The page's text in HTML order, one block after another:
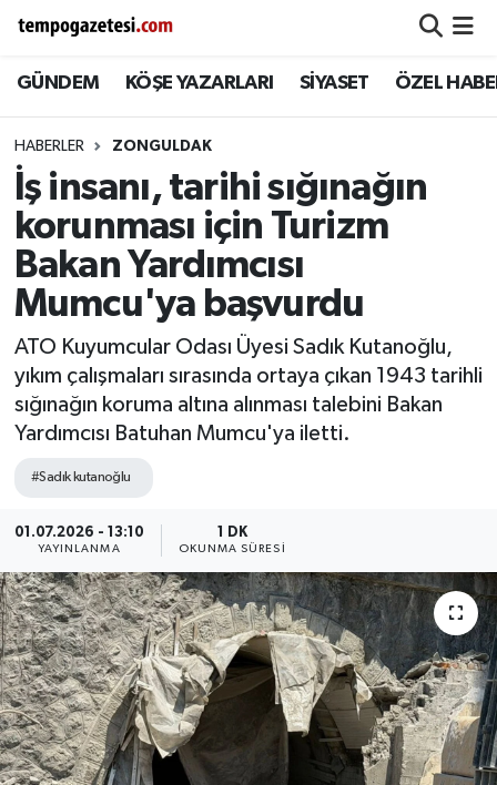
GÜNDEM KÖŞE YAZARLARI SİYASET ÖZEL
HABERLER ZONGULDAK
İş insanı, tarihi sığınağın
korunması için Turizm
Bakan Yardımcısı
Mumcu'ya başvurdu
ATO Kuyumcular Odası Üyesi Sadık Kutanoğlu,
yıkım çalışmaları sırasında ortaya çıkan 1943 tarihli
sığınağın koruma altına alınması talebini Bakan
Yardımcısı Batuhan Mumcu'ya iletti.
#Sadık kutanoğlu
01.07.2026 - 13:10
YAYINLANMA
1 DK
OKUNMA SÜRESI
Alaplı
Çaycuma
Devrek
Ereğli
Gökçebey
GÜNDEM
Kozlu
Siyaset
SPOR
YAŞAM
Zonguldak
Zonguldak Nöbetçi Eczaneler
Zonguldak Hava Durumu
Zonguldak Namaz Vakitleri
Zonguldak Trafik Yoğunluk Haritası
Süper Lig Puan Durumu ve Fikstür
Tüm Manşetler
Son Dakika Haberleri
Haber Arşivi